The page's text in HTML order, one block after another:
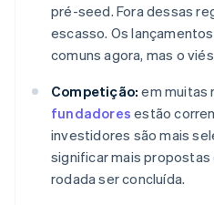
pré-seed. Fora dessas
escasso. Os
comuns agora, mas o
Competição: em muitas
fundadores estão
investidores são mais
significar mais
rodada ser concluída.